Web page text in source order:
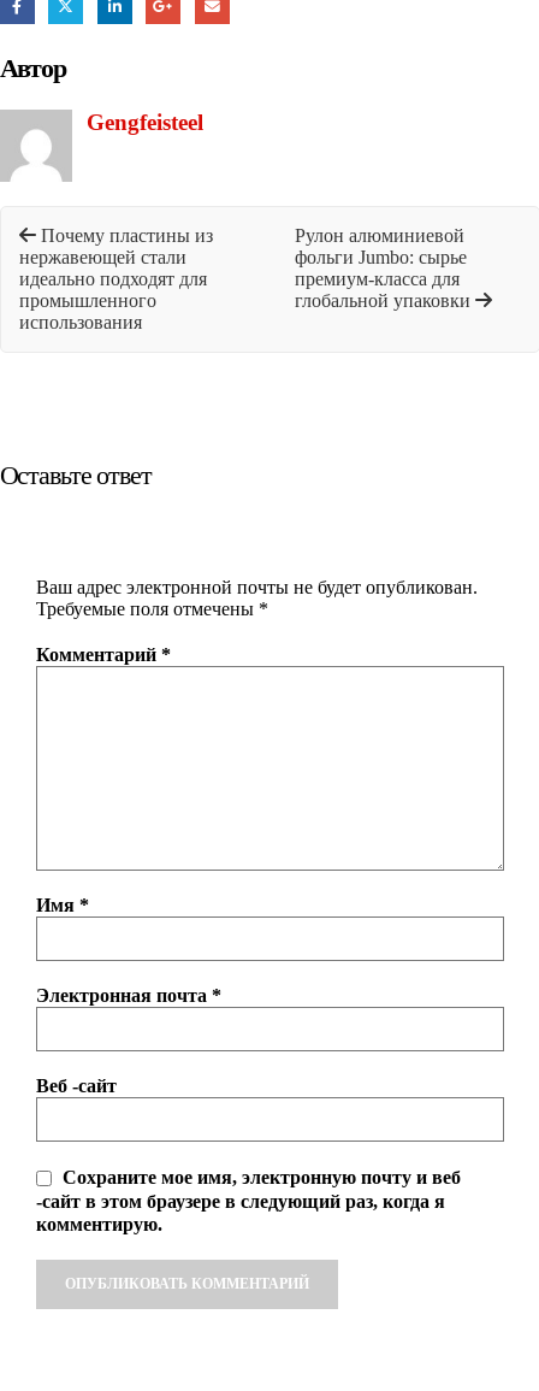
Автор
Gengfeisteel
Почему пластины из
нержавеющей стали
идеально подходят для
промышленного
использования
Рулон алюминиевой
фольги Jumbo: сырье
премиум-класса для
глобальной упаковки
Оставьте ответ
Ваш адрес электронной почты не будет опубликован.
Требуемые поля отмечены *
Комментарий *
Имя *
Электронная почта *
Веб -сайт
Сохраните мое имя, электронную почту и веб
-сайт в этом браузере в следующий раз, когда я
комментирую.